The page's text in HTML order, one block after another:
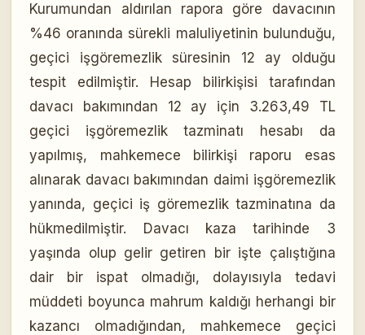
Kurumundan aldırılan rapora göre davacının
%46 oranında sürekli maluliyetinin bulunduğu,
geçici işgöremezlik süresinin 12 ay olduğu
tespit edilmiştir. Hesap bilirkişisi tarafından
davacı bakımından 12 ay için 3.263,49 TL
geçici işgöremezlik tazminatı hesabı da
yapılmış, mahkemece bilirkişi raporu esas
alınarak davacı bakımından daimi işgöremezlik
yanında, geçici iş göremezlik tazminatına da
hükmedilmiştir. Davacı kaza tarihinde 3
yaşında olup gelir getiren bir işte çalıştığına
dair bir ispat olmadığı, dolayısıyla tedavi
müddeti boyunca mahrum kaldığı herhangi bir
kazancı olmadığından, mahkemece geçici